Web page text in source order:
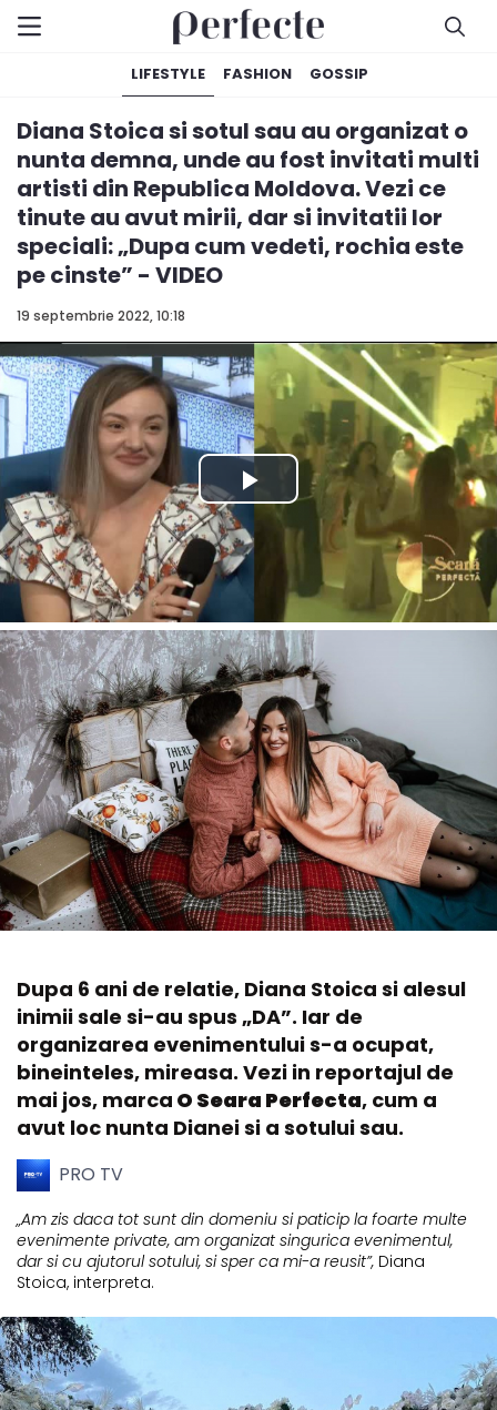
LIFESTYLE FASHION GOSSIP
19 septembrie 2022, 10:18
Diana Stoica si sotul sau au organizat o
nunta demna, unde au fost invitati multi
artisti din Republica Moldova. Vezi ce
tinute au avut mirii, dar si invitatii lor
speciali: „Dupa cum vedeti, rochia este
pe cinste” - VIDEO
Dupa 6 ani de relatie, Diana Stoica si alesul
inimii sale si-au spus „DA”. Iar de
organizarea evenimentului s-a ocupat,
bineinteles, mireasa. Vezi in reportajul de
mai jos, marca O Seara Perfecta, cum a
avut loc nunta Dianei si a sotului sau.
PRO TV
„Am zis daca tot sunt din domeniu si paticip la foarte multe
evenimente private, am organizat singurica evenimentul,
dar si cu ajutorul sotului, si sper ca mi-a reusit”, Diana
Stoica, interpreta.